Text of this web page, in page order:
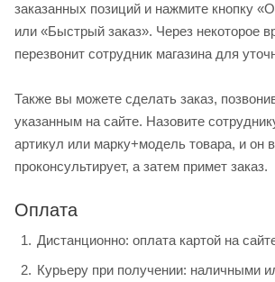
заказанных позиций и нажмите кнопку
или «Быстрый заказ». Через некоторое
перезвонит сотрудник магазина для
Также вы можете сделать заказ,
указанным на сайте. Назовите
артикул или марку+модель товара, и он
проконсультирует, а затем примет заказ.
Оплата
Дистанционно: оплата картой на
Курьеру при получении: наличными